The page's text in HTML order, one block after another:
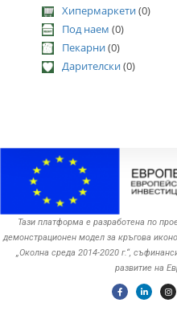
Хипермаркети(0)
Под наем (0)
Пекарни(0)
Дарителски(0)
Тази платформа е разработена по
демонстрационен модел за кръгова
„Околна среда ‎‎2014-2020 г.“,
развитие на